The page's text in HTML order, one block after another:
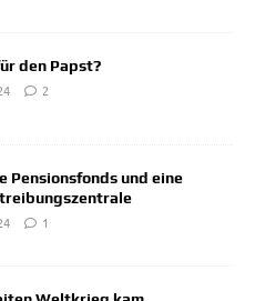
den Papst?
2
Pensionsfonds und eine
1